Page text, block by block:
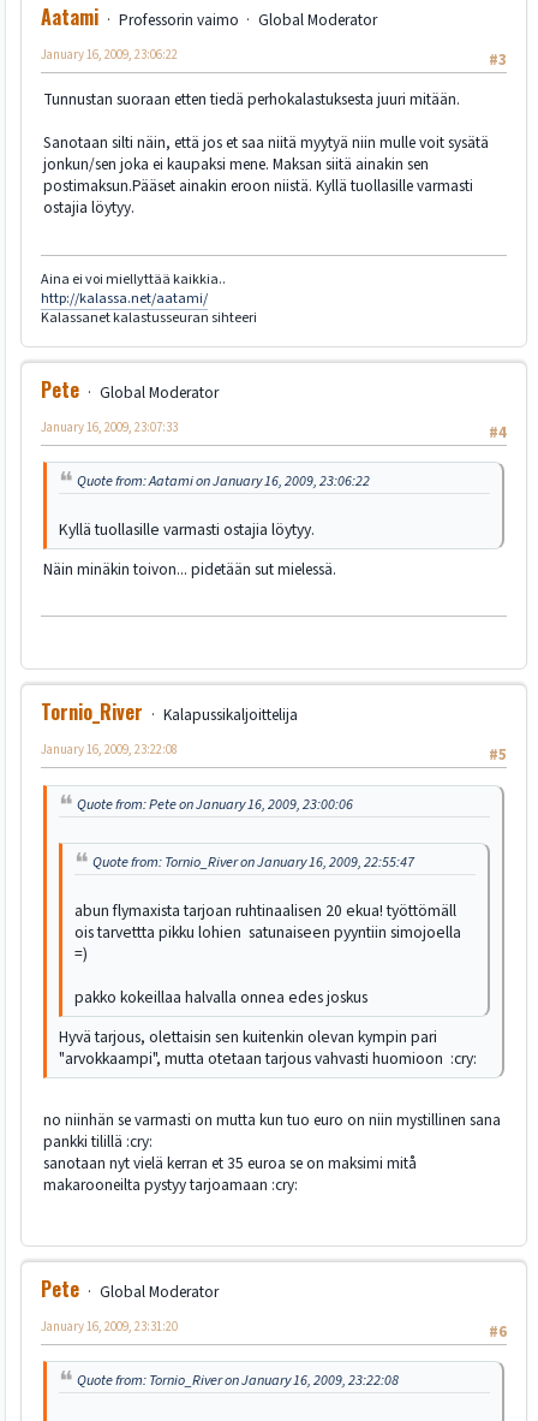
Aatami Professorin vaimo
Global Moderator
#3
January 16, 2009, 23:06:22
Tunnustan suoraan etten tiedä perhokalastuksesta juuri mitään.
Sanotaan silti näin, että jos et saa niitä myytyä niin mulle voit sysätä
jonkun/sen joka ei kaupaksi mene. Maksan siitä ainakin sen
postimaksun.Pääset ainakin eroon niistä. Kyllä tuollasille varmasti
ostajia löytyy.
Aina ei voi miellyttää kaikkia..
http://kalassa.net/aatami/
Kalassanet kalastusseuran sihteeri
Pete
Global Moderator
#4
January 16, 2009, 23:07:33
Quote from: Aatami on January 16, 2009, 23:06:22
Kyllä tuollasille varmasti ostajia löytyy.
Näin minäkin toivon... pidetään sut mielessä.
Tornio_River
Kalapussikaljoittelija
#5
January 16, 2009, 23:22:08
Quote from: Pete on January 16, 2009, 23:00:06
Quote from: Tornio_River on January 16, 2009, 22:55:47
abun flymaxista tarjoan ruhtinaalisen 20 ekua! työttömäll
ois tarvettta pikku lohien satunaiseen pyyntiin simojoella
=)
pakko kokeillaa halvalla onnea edes joskus
Hyvä tarjous, olettaisin sen kuitenkin olevan kympin pari
"arvokkaampi", mutta otetaan tarjous vahvasti huomioon :cry:
no niinhän se varmasti on mutta kun tuo euro on niin mystillinen sana
pankki tilillä :cry:
sanotaan nyt vielä kerran et 35 euroa se on maksimi mitå
makarooneilta pystyy tarjoamaan :cry:
Pete
Global Moderator
#6
January 16, 2009, 23:31:20
Quote from: Tornio_River on January 16, 2009, 23:22:08